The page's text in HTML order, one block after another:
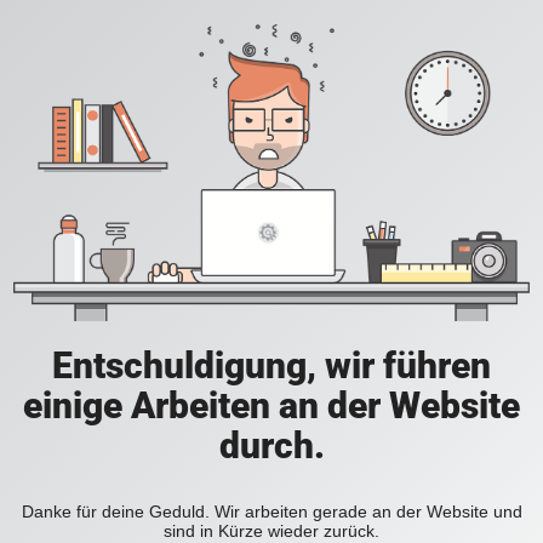
Entschuldigung, wir führen
einige Arbeiten an der Website
durch.
Danke für deine Geduld. Wir arbeiten gerade an der Website und
sind in Kürze wieder zurück.